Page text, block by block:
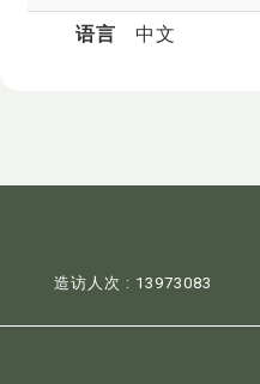
语言 中文
造访人次 : 13973083